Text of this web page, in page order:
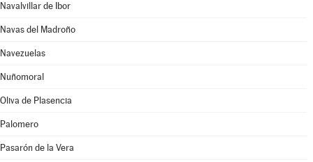
Navalvillar de Ibor
Navas del Madroño
Navezuelas
Nuñomoral
Oliva de Plasencia
Palomero
Pasarón de la Vera